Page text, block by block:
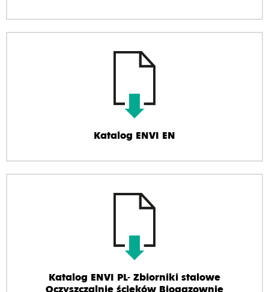
Katalog ENVI EN
Katalog ENVI PL- Zbiorniki stalowe